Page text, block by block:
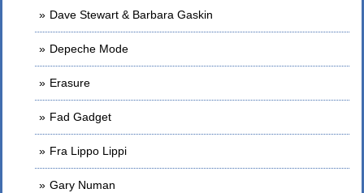
Dave Stewart & Barbara Gaskin
Depeche Mode
Erasure
Fad Gadget
Fra Lippo Lippi
Gary Numan